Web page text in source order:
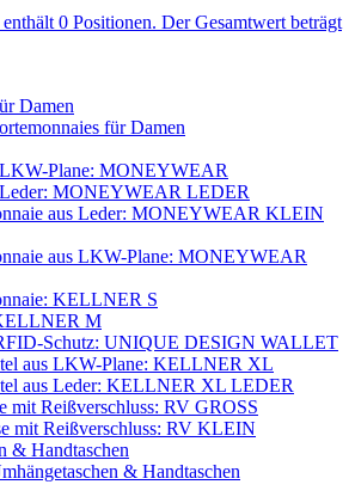
0 Positionen. Der Gesamtwert beträgt
Damen
für Damen
LKW-Plane: MONEYWEAR
Leder: MONEYWEAR LEDER
aus Leder: MONEYWEAR KLEIN
aus LKW-Plane: MONEYWEAR
KELLNER S
M
Schutz: UNIQUE DESIGN WALLET
aus LKW-Plane: KELLNER XL
aus Leder: KELLNER XL LEDER
mit Reißverschluss: RV GROSS
mit Reißverschluss: RV KLEIN
& Handtaschen
& Handtaschen